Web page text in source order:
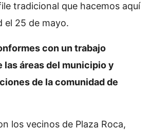
tradicional que hacemos aquí
el 25 de mayo.
con un trabajo
las áreas del municipio y
de la comunidad de
los vecinos de Plaza Roca,